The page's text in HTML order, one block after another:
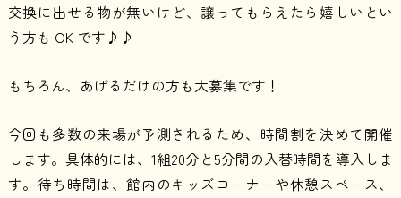
交換に出せる物が無いけど、譲ってもらえたら嬉しいとい
う方も OK です♪♪
もちろん、あげるだけの方も大募集です！
今回も多数の来場が予測されるため、時間割を決めて開催
します。具体的には、1組20分と5分間の入替時間を導入しま
す。待ち時間は、館内のキッズコーナーや休憩スペース、